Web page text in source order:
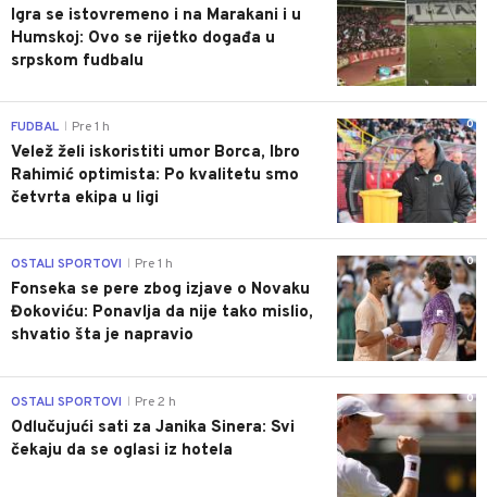
Igra se istovremeno i na Marakani i u
Humskoj: Ovo se rijetko događa u
srpskom fudbalu
0
FUDBAL Pre 1 h
Velež želi iskoristiti umor Borca, Ibro
Rahimić optimista: Po kvalitetu smo
četvrta ekipa u ligi
0
OSTALI SPORTOVI Pre 1 h
Fonseka se pere zbog izjave o Novaku
Đokoviću: Ponavlja da nije tako mislio,
shvatio šta je napravio
0
OSTALI SPORTOVI Pre 2 h
Odlučujući sati za Janika Sinera: Svi
čekaju da se oglasi iz hotela